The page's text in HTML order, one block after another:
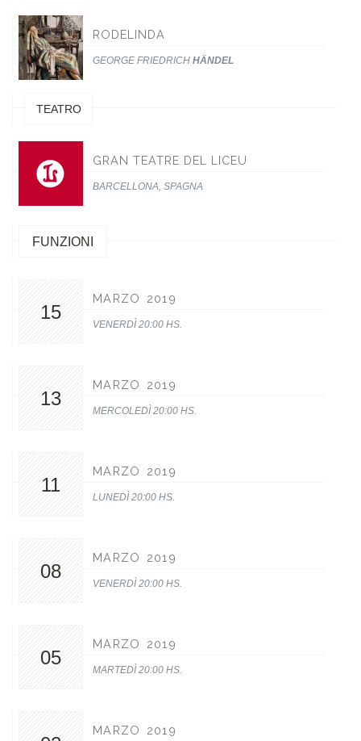
RODELINDA
GEORGE FRIEDRICH HÄNDEL
TEATRO
GRAN TEATRE DEL LICEU
BARCELLONA, SPAGNA
FUNZIONI
15
MARZO 2019
VENERDÌ 20:00 HS.
13
MARZO 2019
MERCOLEDÌ 20:00 HS.
11
MARZO 2019
LUNEDÌ 20:00 HS.
08
MARZO 2019
VENERDÌ 20:00 HS.
05
MARZO 2019
MARTEDÌ 20:00 HS.
MARZO 2019